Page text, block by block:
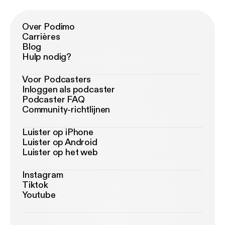
Over Podimo
Carrières
Blog
Hulp nodig?
Voor Podcasters
Inloggen als podcaster
Podcaster FAQ
Community-richtlijnen
Luister op iPhone
Luister op Android
Luister op het web
Instagram
Tiktok
Youtube